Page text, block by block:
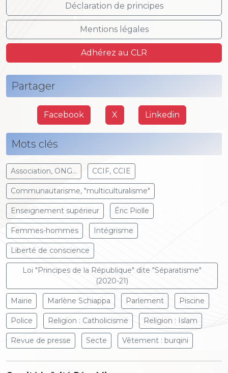
Déclaration de principes
Mentions légales
Adhérez au CLR
Partager
Facebook X Linkedin
Mots clés
Association, ONG... CCIF, CCIE
Communautarisme, "multiculturalisme"
Enseignement supérieur Éric Piolle
Femmes-hommes Intégrisme
Liberté de conscience
Loi "Principes de la République" dite "Séparatisme"
(2020-21)
Mairie Marlène Schiappa Parlement Piscine
Police Religion : Catholicisme Religion : Islam
Revue de presse Secte Vêtement : burqini